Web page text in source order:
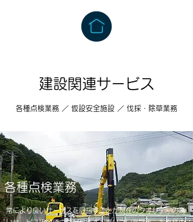
​建設関連サービス
各種点検業務 ／ 仮設安全施設 ／ 伐採・除草業務
各種点検業務
常により良いサービスを目指すことが現在のクオリティの高